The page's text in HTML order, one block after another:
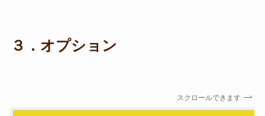
３．オプション
スクロールできます